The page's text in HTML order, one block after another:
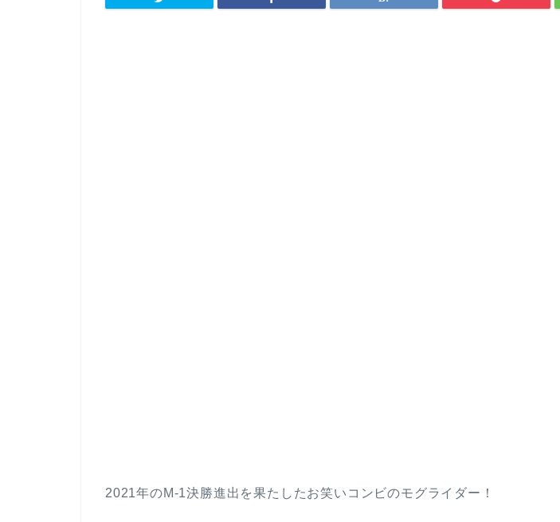
2021年のM-1決勝進出を果たしたお笑いコンビのモグライダー！